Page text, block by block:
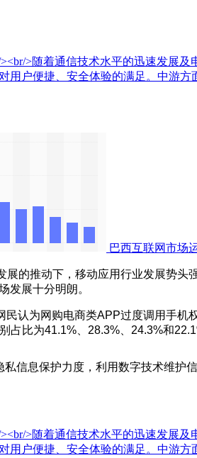
>随着通信技术水平的迅速发展
户便捷、安全体验的满足。中游方
巴西互联网市场
的推动下，移动应用行业发展势
发展十分明朗。
认为网购电商类APP过度调用手
比为41.1%、28.3%、24.3%和
信息保护力度，利用数字技术维护
>随着通信技术水平的迅速发展
户便捷、安全体验的满足。中游方